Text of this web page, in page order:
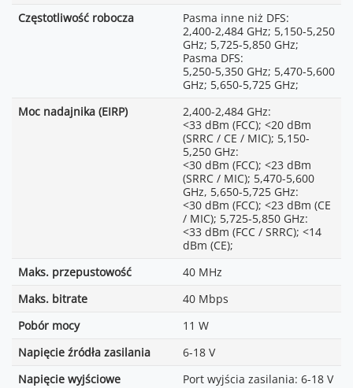
Częstotliwość robocza
Pasma inne niż DFS:
2,400-2,484 GHz; 5,150-5,250
GHz; 5,725-5,850 GHz;
Pasma DFS:
5,250-5,350 GHz; 5,470-5,600
GHz; 5,650-5,725 GHz;
Moc nadajnika (EIRP)
2,400-2,484 GHz:
<33 dBm (FCC); <20 dBm
(SRRC / CE / MIC); 5,150-
5,250 GHz:
<30 dBm (FCC); <23 dBm
(SRRC / MIC); 5,470-5,600
GHz, 5,650-5,725 GHz:
<30 dBm (FCC); <23 dBm (CE
/ MIC); 5,725-5,850 GHz:
<33 dBm (FCC / SRRC); <14
dBm (CE);
Maks. przepustowość
40 MHz
Maks. bitrate
40 Mbps
Pobór mocy
11 W
Napięcie źródła zasilania
6-18 V
Napięcie wyjściowe
Port wyjścia zasilania: 6-18 V